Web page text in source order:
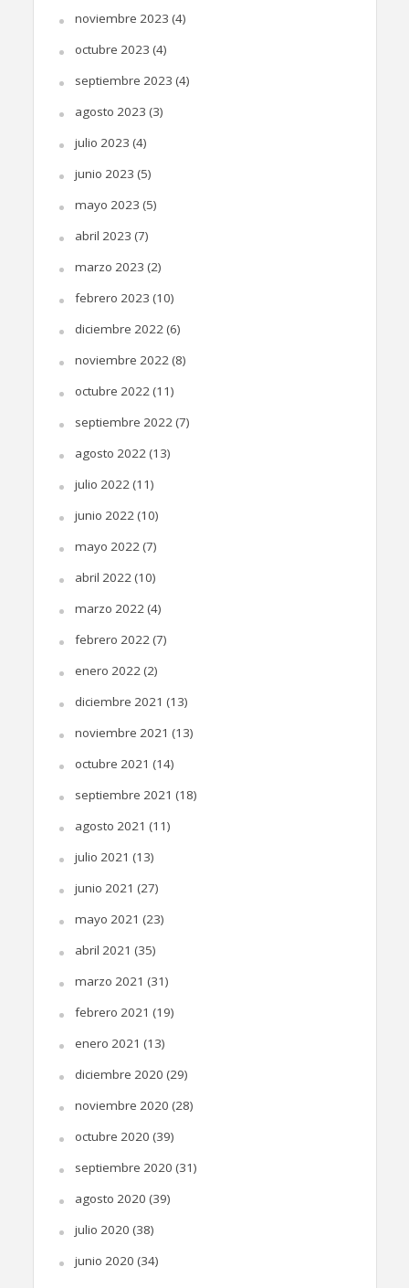
noviembre 2023 (4)
octubre 2023 (4)
septiembre 2023 (4)
agosto 2023 (3)
julio 2023 (4)
junio 2023 (5)
mayo 2023 (5)
abril 2023 (7)
marzo 2023 (2)
febrero 2023 (10)
diciembre 2022(6)
noviembre 2022(8)
octubre 2022(11)
septiembre 2022(7)
agosto 2022(13)
julio 2022(11)
junio 2022(10)
mayo 2022(7)
abril 2022(10)
marzo 2022(4)
febrero 2022(7)
enero 2022(2)
diciembre 2021 (13)
noviembre 2021 (13)
octubre 2021 (14)
septiembre 2021 (18)
agosto 2021 (11)
julio 2021 (13)
junio 2021 (27)
mayo 2021 (23)
abril 2021 (35)
marzo 2021 (31)
febrero 2021 (19)
enero 2021 (13)
diciembre 2020 (29)
noviembre 2020 (28)
octubre 2020 (39)
septiembre 2020 (31)
agosto 2020 (39)
julio 2020 (38)
junio 2020 (34)